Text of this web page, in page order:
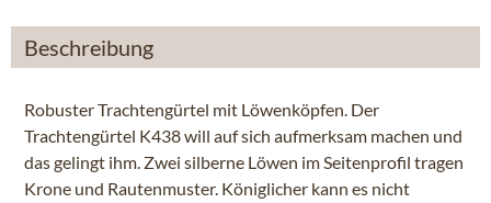
Beschreibung
Robuster Trachtengürtel mit Löwenköpfen. Der
Trachtengürtel K438 will auf sich aufmerksam machen und
das gelingt ihm. Zwei silberne Löwen im Seitenprofil tragen
Krone und Rautenmuster. Königlicher kann es nicht